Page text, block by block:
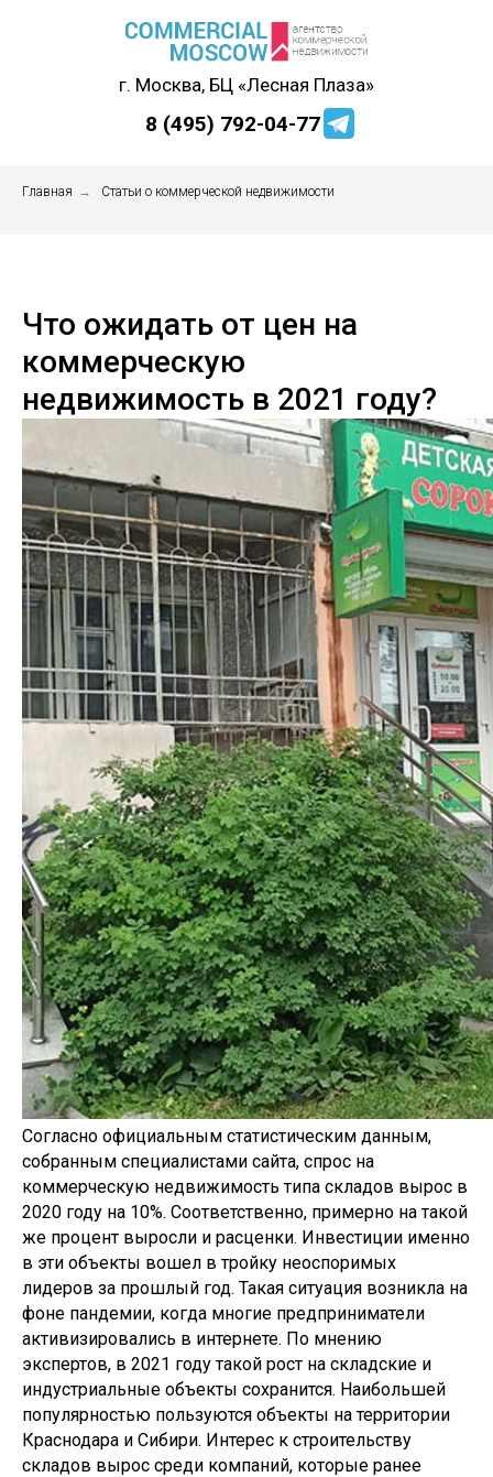
г. Москва, БЦ «Лесная Плаза»
8 (495) 792-04-77
Главная → Статьи о коммерческой недвижимости
Что ожидать от цен на
коммерческую
недвижимость в 2021 году?
Согласно официальным статистическим данным,
собранным специалистами сайта, спрос на
коммерческую недвижимость типа складов вырос в
2020 году на 10%. Соответственно, примерно на такой
же процент выросли и расценки. Инвестиции именно
в эти объекты вошел в тройку неоспоримых
лидеров за прошлый год. Такая ситуация возникла на
фоне пандемии, когда многие предприниматели
активизировались в интернете. По мнению
экспертов, в 2021 году такой рост на складские и
индустриальные объекты сохранится. Наибольшей
популярностью пользуются объекты на территории
Краснодара и Сибири. Интерес к строительству
складов вырос среди компаний, которые ранее